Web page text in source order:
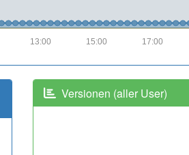
17:00
15:00
13:00
Versionen (aller User)